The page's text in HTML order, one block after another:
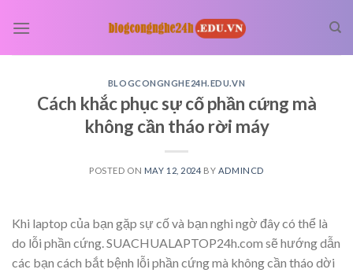
BLOGCONGNGHE24H.EDU.VN
Cách khắc phục sự cố phần cứng mà
không cần tháo rời máy
POSTED ON MAY 12, 2024 BY ADMINCD
Khi laptop của bạn gặp sự cố và bạn nghi ngờ đây có thể là
do lỗi phần cứng. SUACHUALAPTOP24h.com sẽ hướng dẫn
các bạn cách bắt bệnh lỗi phần cứng mà không cần tháo dời